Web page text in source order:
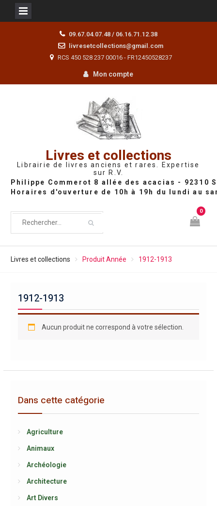
09.67.04.07.48 / 06.16.71.12.38
livresetcollections@gmail.com
RCS 450 528 237 00016 - FR12450528237
Mon compte
Livres et collections
Librairie de livres anciens et rares. Expertise
sur R.V.
0
Livres et collections Produit Année 1912-1913
1912-1913
Aucun produit ne correspond à votre sélection.
Dans cette catégorie
Agriculture
Animaux
Archéologie
Architecture
Art Divers